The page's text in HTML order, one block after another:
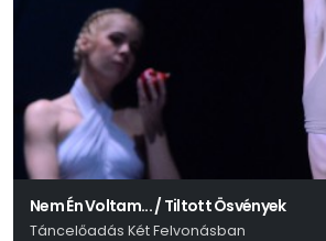
Nem Én Voltam... / Tiltott Ösvények
Táncelőadás Két Felvonásban